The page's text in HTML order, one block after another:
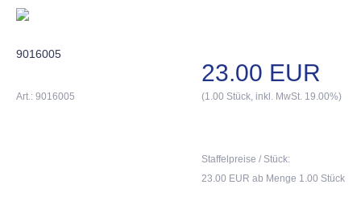
9016005
23.00 EUR
Art.: 9016005 (1.00 Stück, inkl. MwSt. 19.00%)
Staffelpreise / Stück:
23.00 EUR ab Menge 1.00 Stück